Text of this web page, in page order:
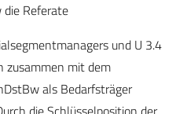
Referate
und U 3.4
zusammen mit dem
als Bedarfsträger